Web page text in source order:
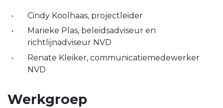
Cindy Koolhaas, projectleider
Marieke Plas, beleidsadviseur en
richtlijnadviseur NVD
Renate Kleiker, communicatiemedewerker
NVD
Werkgroep